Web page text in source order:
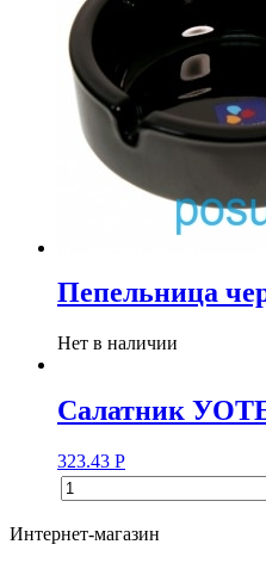
Пепельница
Нет в наличии
Салатник
323.43 Р
Интернет-магазин